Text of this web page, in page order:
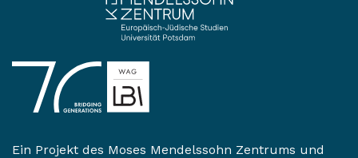
Ein Projekt des Moses Mendelssohn Zentrums und